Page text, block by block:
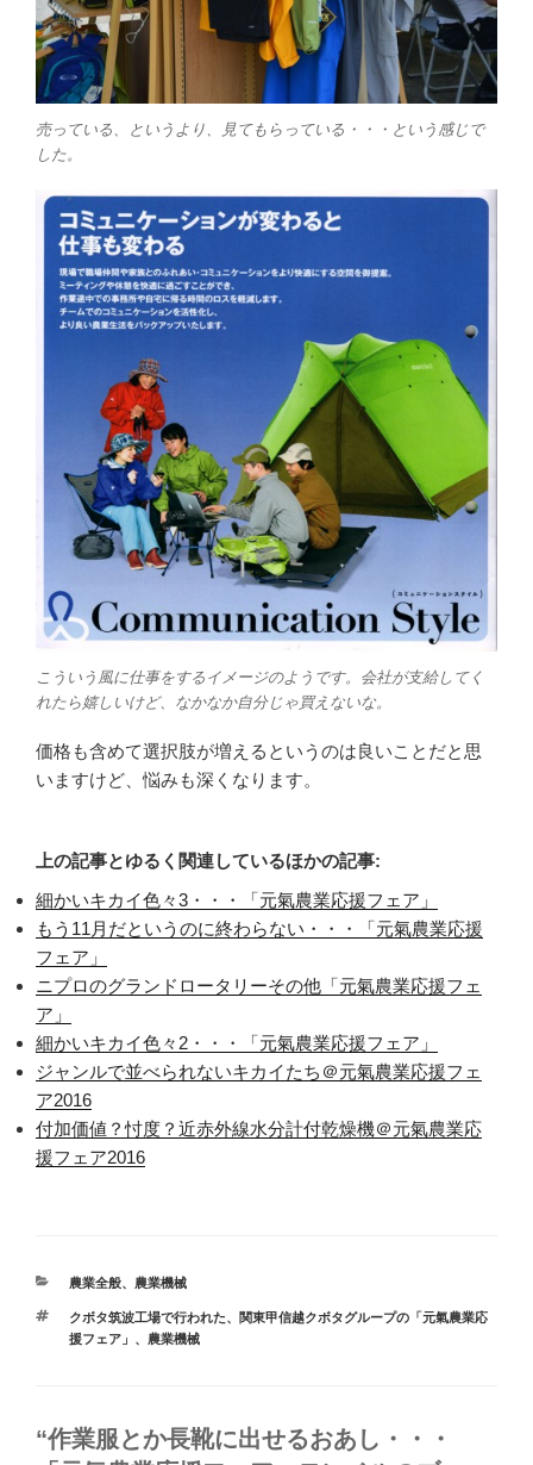
売っている、というより、見てもらっている・・・という感じで
した。
こういう風に仕事をするイメージのようです。会社が支給してく
れたら嬉しいけど、なかなか自分じゃ買えないな。
価格も含めて選択肢が増えるというのは良いことだと思
いますけど、悩みも深くなります。
上の記事とゆるく関連しているほかの記事:
細かいキカイ色々3・・・「元氣農業応援フェア」
もう11月だというのに終わらない・・・「元氣農業応援
フェア」
ニプロのグランドロータリーその他「元氣農業応援フェ
ア」
細かいキカイ色々2・・・「元氣農業応援フェア」
ジャンルで並べられないキカイたち＠元氣農業応援フェ
ア2016
付加価値？忖度？近赤外線水分計付乾燥機＠元氣農業応
援フェア2016
カ
ゴ
リ
農業全般、 農業機械
タ
グ
クボタ筑波工場で行われた、関東甲信越クボタグループの「元氣農業応
援フェア」 、 農業機械
“作業服とか長靴に出せるおあし・・・